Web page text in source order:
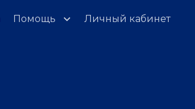
Помощь Личный кабинет